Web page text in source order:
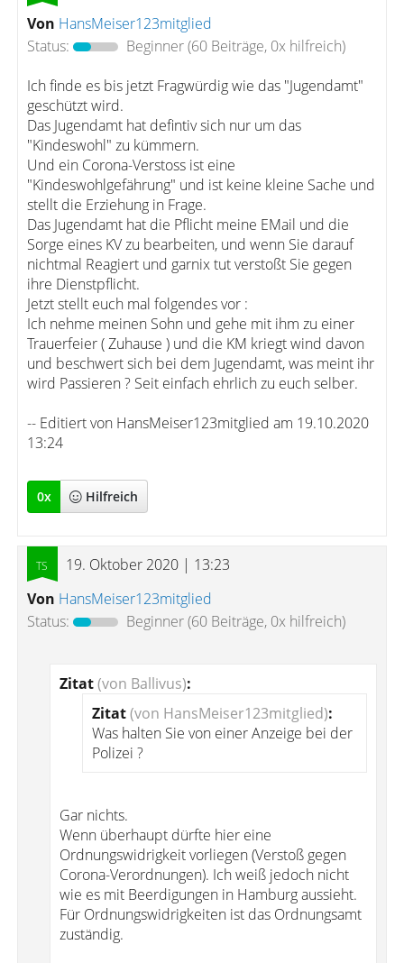
Von HansMeiser123mitglied
Status:
Beginner(60 Beiträge, 0x hilfreich)
Ich finde es bis jetzt Fragwürdig wie das "Jugendamt"
geschützt wird.
Das Jugendamt hat defintiv sich nur um das
"Kindeswohl" zu kümmern.
Und ein Corona-Verstoss ist eine
"Kindeswohlgefährung" und ist keine kleine Sache und
stellt die Erziehung in Frage.
Das Jugendamt hat die Pflicht meine EMail und die
Sorge eines KV zu bearbeiten, und wenn Sie darauf
nichtmal Reagiert und garnix tut verstoßt Sie gegen
ihre Dienstpflicht.
Jetzt stellt euch mal folgendes vor :
Ich nehme meinen Sohn und gehe mit ihm zu einer
Trauerfeier ( Zuhause ) und die KM kriegt wind davon
und beschwert sich bei dem Jugendamt, was meint ihr
wird Passieren ? Seit einfach ehrlich zu euch selber.
-- Editiert von HansMeiser123mitglied am 19.10.2020
13:24
0x Hilfreich
19. Oktober 2020 | 13:23
Von HansMeiser123mitglied
Status:
Beginner(60 Beiträge, 0x hilfreich)
Zitat(von Ballivus):
Zitat(von HansMeiser123mitglied):
Was halten Sie von einer Anzeige bei der
Polizei ?
Gar nichts.
Wenn überhaupt dürfte hier eine
Ordnungswidrigkeit vorliegen (Verstoß gegen
Corona-Verordnungen). Ich weiß jedoch nicht
wie es mit Beerdigungen in Hamburg aussieht.
Für Ordnungswidrigkeiten ist das Ordnungsamt
zuständig.